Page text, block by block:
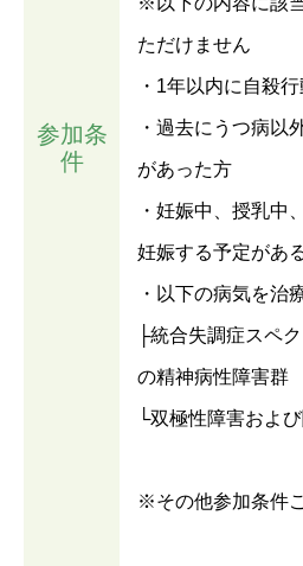
参加条
件
ただけません
・1年以内に自殺
・過去にうつ病以
があった方
・妊娠中、授乳中
妊娠する予定があ
・以下の病気を治
├統合失調症スペ
の精神病性障害群
└双極性障害およ
※その他参加条件